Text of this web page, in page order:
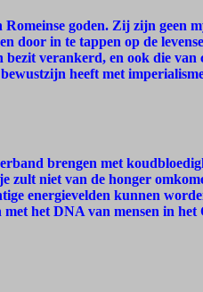
Romeinse goden. Zij zijn geen
door in te tappen op de
bezit verankerd, en ook die van
heeft met
brengen met
zult niet van de honger
energievelden kunnen
het DNA van mensen in het